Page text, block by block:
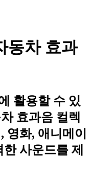
동차 효과
활용할 수 있
효과음 컬렉
영화, 애니메이
사운드를 제